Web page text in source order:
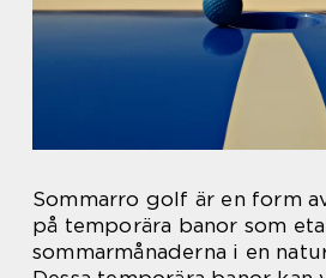
Sommarro golf är en form
på temporära banor som
sommarmånaderna i en